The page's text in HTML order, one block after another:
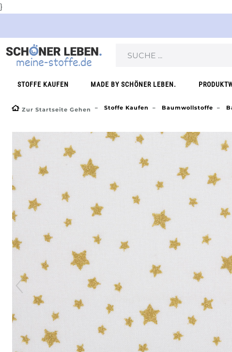
}
STOFFE KAUFEN MADE BY SCHÖNER LEBEN.
Zur Startseite Gehen Stoffe Kaufen Baumwollstoffe